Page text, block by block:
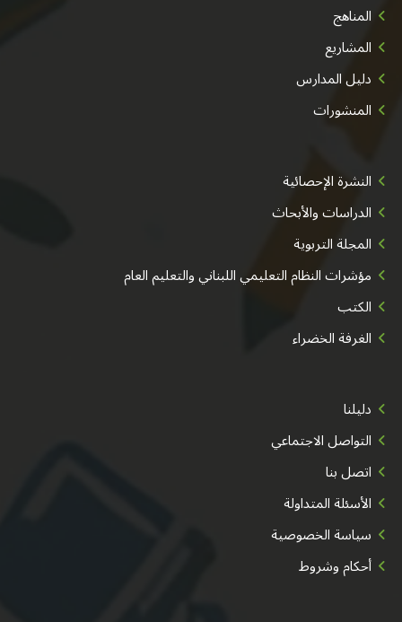
المناهج
المشاريع
دليل المدارس
المنشورات
النشرة الإحصائية
الدراسات والأبحاث
المجلة التربوية
مؤشرات النظام التعليمي اللبناني والتعليم العام
الكتب
الغرفة الخضراء
دليلنا
التواصل الاجتماعي
اتصل بنا
الأسئلة المتداولة
سياسة الخصوصية
أحكام وشروط